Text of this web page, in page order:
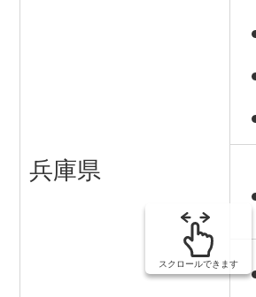
兵庫県
スクロールできます